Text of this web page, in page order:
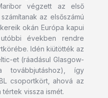
végzett az első
az elsőszámú
okán Európa kapui
években rendre
Idén kiütötték az
et (ráadásul Glasgow-
továbbjutáshoz), így
csoportkört, ahová az
vissza ismét.